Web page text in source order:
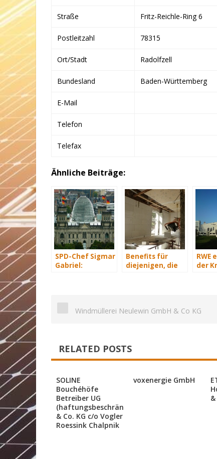
Straße Fritz-Reichle-Ring 6
Postleitzahl 78315
Ort/Stadt Radolfzell
Bundesland Baden-Württemberg
E-Mail
Telefon
Telefax
Ähnliche Beiträge:
SPD-Chef Sigmar
Gabriel:
Benefits für
diejenigen, die
RWE
der
Windmüllerei Neulewin GmbH & Co KG
RELATED POSTS
SOLINE
Bouchéhöfe
Betreiber UG
(haftungsbeschränkt)
& Co. KG c/o Vogler
Roessink Chalpnik
voxenergie GmbH